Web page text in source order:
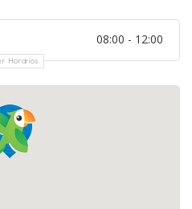
08:00 - 12:00
Horarios